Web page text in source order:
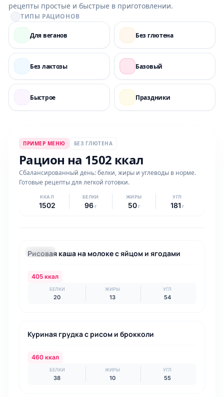
рецепты простые и быстрые в приготовлении.
ТИПЫ РАЦИОНОВ
Для веганов Без глютена
Без лактозы Базовый
Быстрое Праздники
ПРИМЕР МЕНЮ БЕЗ ГЛЮТЕНА
Рацион на 1502 ккал
Сбалансированный день: белки, жиры и углеводы в норме.
Готовые рецепты для легкой готовки.
ККАЛ
1502
БЕЛКИ
96г
ЖИРЫ
50г
УГЛ
181 г
ЗАВТРАК
Рисовая каша на молоке с яйцом и ягодами
405 ккал
БЕЛКИ
20
ЖИРЫ
13
УГЛ
54
Куриная грудка с рисом и брокколи
460 ккал
БЕЛКИ
38
ЖИРЫ
10
УГЛ
55